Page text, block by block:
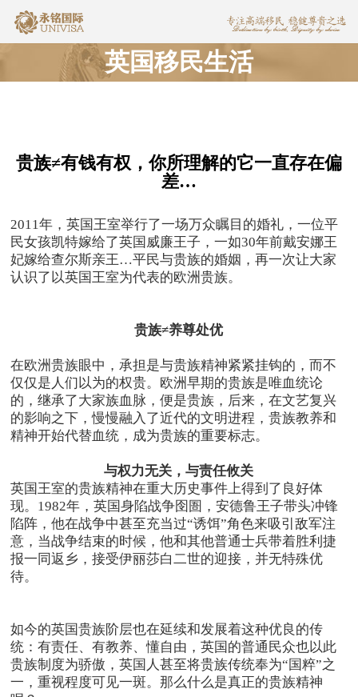
英国移民生活
贵族≠有钱有权，你所理解的它一直存在偏
差…
2011年，英国王室举行了一场万众瞩目的婚礼，一位平
民女孩凯特嫁给了英国威廉王子，一如30年前戴安娜王
妃嫁给查尔斯亲王…平民与贵族的婚姻，再一次让大家
认识了以英国王室为代表的欧洲贵族。
贵族≠养尊处优
在欧洲贵族眼中，承担是与贵族精神紧紧挂钩的，而不
仅仅是人们以为的权贵。欧洲早期的贵族是唯血统论
的，继承了大家族血脉，便是贵族，后来，在文艺复兴
的影响之下，慢慢融入了近代的文明进程，贵族教养和
精神开始代替血统，成为贵族的重要标志。
与权力无关，与责任攸关
英国王室的贵族精神在重大历史事件上得到了良好体
现。1982年，英国身陷战争囹圄，安德鲁王子带头冲锋
陷阵，他在战争中甚至充当过“诱饵”角色来吸引敌军注
意，当战争结束的时候，他和其他普通士兵带着胜利捷
报一同返乡，接受伊丽莎白二世的迎接，并无特殊优
待。
如今的英国贵族阶层也在延续和发展着这种优良的传
统：有责任、有教养、懂自由，英国的普通民众也以此
贵族制度为骄傲，英国人甚至将贵族传统奉为“国粹”之
一，重视程度可见一斑。那么什么是真正的贵族精神